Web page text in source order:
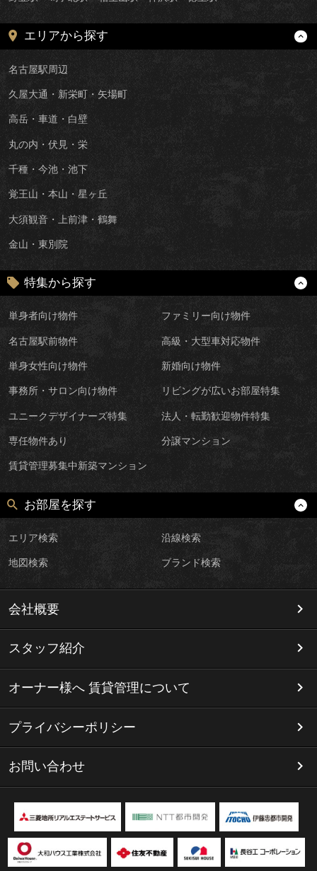
エリアから探す
名古屋駅周辺
久屋大通・新栄町・矢場町
高岳・車道・白壁
丸の内・伏見・栄
千種・今池・池下
覚王山・本山・星ヶ丘
大須観音・上前津・鶴舞
金山・東別院
特集から探す
単身者向け物件 ファミリー向け物件
名古屋駅前物件 高級・大型車対応物件
単身女性向け物件 新婚向け物件
事務所・サロン向け物件 リビングが広いお部屋特集
ユニークデザイナーズ特集 法人・転勤歓迎物件特集
専任物件あり 分譲マンション
賃貸管理募集中新築マンション
お部屋を探す
エリア検索 沿線検索
地図検索 ブランド検索
会社概要
スタッフ紹介
オーナー様へ 賃貸管理について
プライバシーポリシー
お問い合わせ